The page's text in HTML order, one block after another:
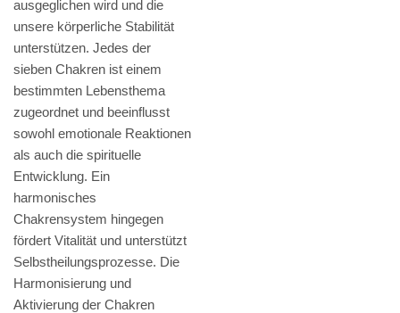
ausgeglichen wird und die
unsere körperliche Stabilität
unterstützen. Jedes der
sieben Chakren ist einem
bestimmten Lebensthema
zugeordnet und beeinflusst
sowohl emotionale Reaktionen
als auch die spirituelle
Entwicklung. Ein
harmonisches
Chakrensystem hingegen
fördert Vitalität und unterstützt
Selbstheilungsprozesse. Die
Harmonisierung und
Aktivierung der Chakren